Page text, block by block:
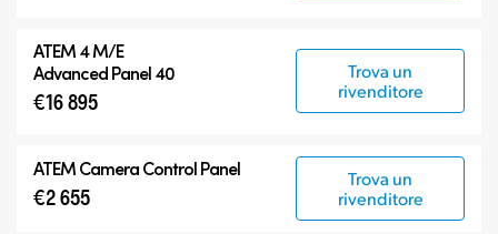
ATEM 4 M/E
Advanced Panel 40
€16 895
Trova un
rivenditore
ATEM Camera Control Panel
€2 655
Trova un
rivenditore